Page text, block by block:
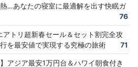
…あなたの寝室に最適解を出す快眠ガ
76
アトリ超新春セール＆セット割完全攻
を最安値で実現する究極の旅術
71
アジア最安1万円台＆ハワイ朝食付き